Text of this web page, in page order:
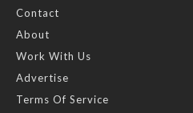
Contact
About
Work With Us
Advertise
Terms Of Service